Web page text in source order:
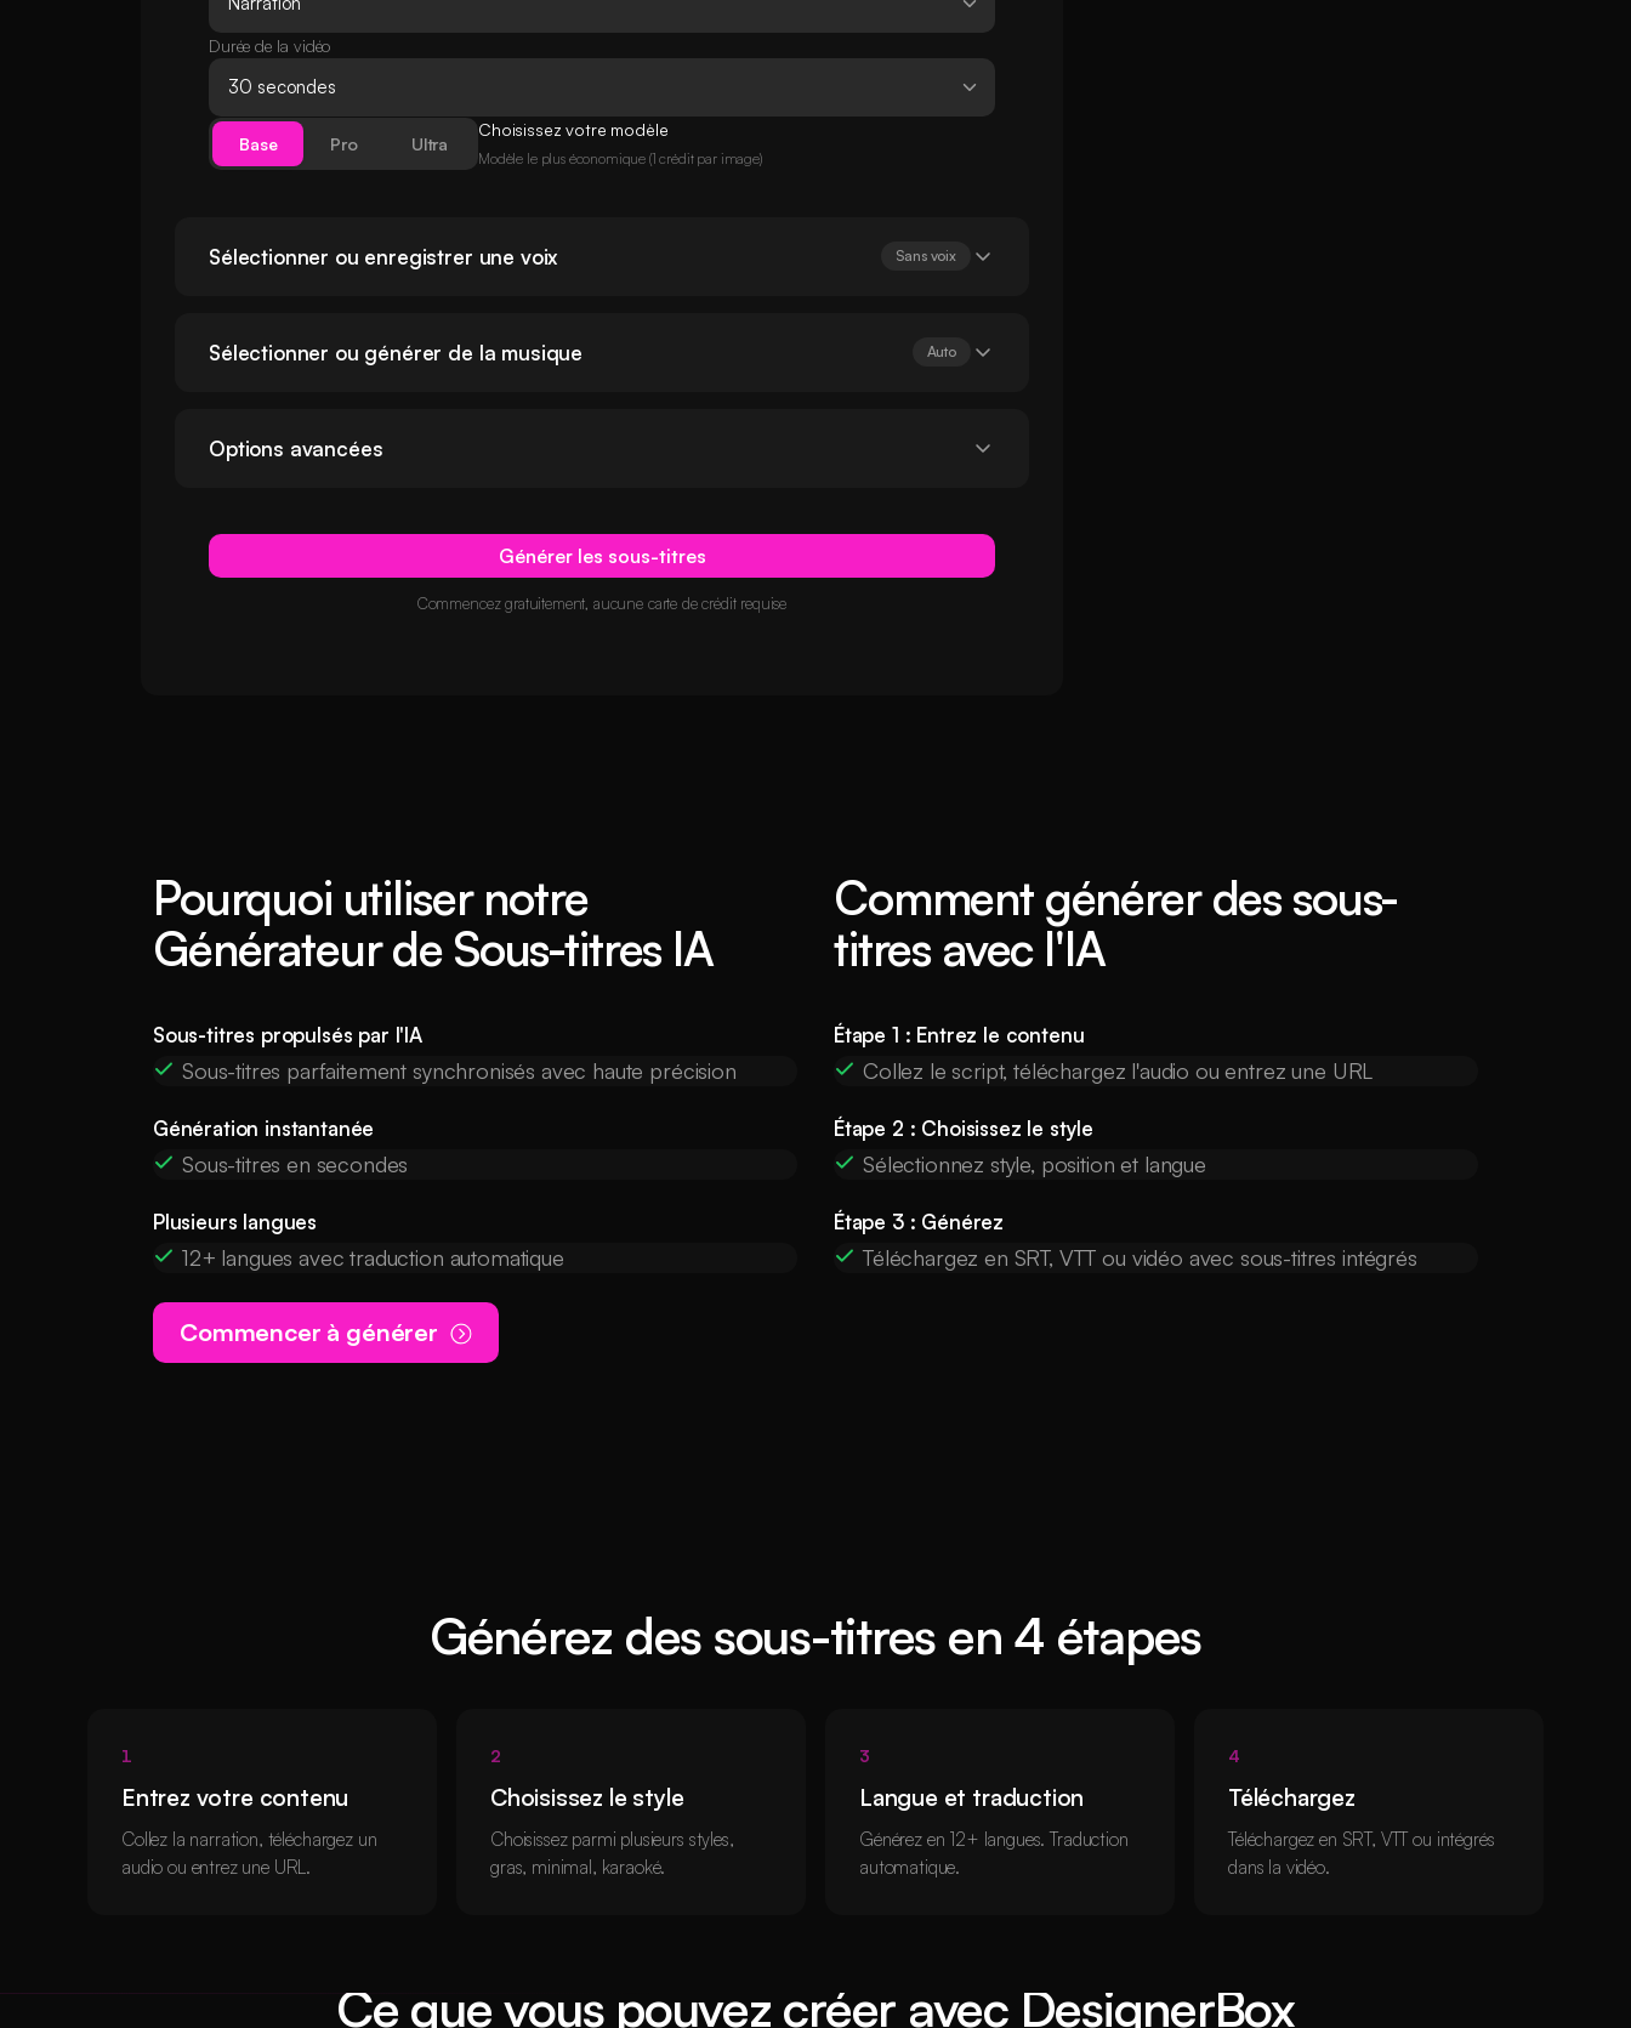
Durée de la vidéo
Base Pro Ultra
Choisissez votre modèle
Modèle le plus économique (1 crédit par image)
Sélectionner ou enregistrer une voix Sans voix
Sélectionner ou générer de la musique Auto
Options avancées
Générer les sous-titres
Commencez gratuitement, aucune carte de crédit requise
Pourquoi utiliser notre
Générateur de Sous-titres IA
Sous-titres propulsés par l'IA
Sous-titres parfaitement synchronisés avec haute précision
Génération instantanée
Sous-titres en secondes
Plusieurs langues
12+ langues avec traduction automatique
Commencer à générer
Comment générer des sous-
titres avec l'IA
Étape 1 : Entrez le contenu
Collez le script, téléchargez l'audio ou entrez une URL
Étape 2 : Choisissez le style
Sélectionnez style, position et langue
Étape 3 : Générez
Téléchargez en SRT, VTT ou vidéo avec sous-titres intégrés
Générez des sous-titres en 4 étapes
1
Entrez votre contenu
Collez la narration, téléchargez un
audio ou entrez une URL.
2
Choisissez le style
Choisissez parmi plusieurs styles,
gras, minimal, karaoké.
3
Langue et traduction
Générez en 12+ langues. Traduction
automatique.
4
Téléchargez
Téléchargez en SRT, VTT ou intégrés
dans la vidéo.
Ce que vous pouvez créer avec DesignerBox